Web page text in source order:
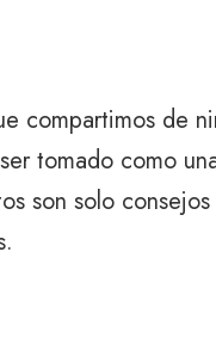
compartimos de
tomado como
son solo